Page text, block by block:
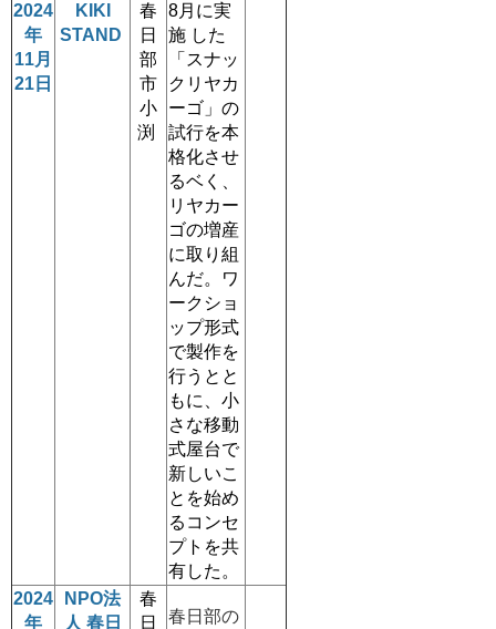
2024
年
11月
21日
KIKI
STAND
春
日
部
市
小
渕
8月に実
施 した
「スナッ
クリヤカ
ーゴ」の
試行を本
格化させ
るベく、
リヤカー
ゴの増産
に取り組
んだ。ワ
ークショ
ップ形式
で製作を
行うとと
もに、小
さな移動
式屋台で
新しいこ
とを始め
るコンセ
プトを共
有した。
2024
年
NPO法
人 春日
春
日
春日部の